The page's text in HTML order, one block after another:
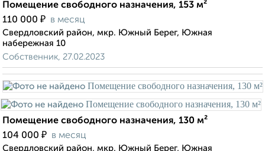
Помещение свободного назначения, 153 м²
110 000 ₽ в месяц
Свердловский район, мкр. Южный Берег, Южная
набережная 10
Собственник, 27.02.2023
Помещение свободного назначения, 130 м²
104 000 ₽ в месяц
Свердловский район, мкр. Южный Берег, Южная